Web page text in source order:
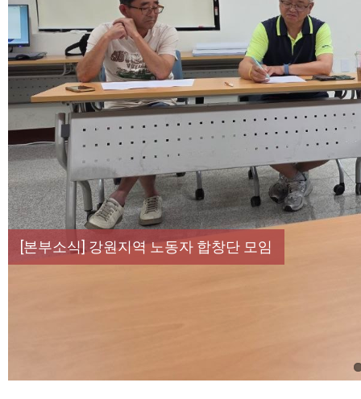
[성명] 막을 수 있었던 죽음, HL만도가 책임져라 : 청
[산별소식] 건설산업연맹 플랜트건설노조 강원충북지
[강릉,속초,원주,춘천] 폭염감시단 사업 이모저모
[조합원☆인터뷰] 서비스연맹 전국학교비정규직노동
[본부소식] 강원지역 노동자 합창단 모임